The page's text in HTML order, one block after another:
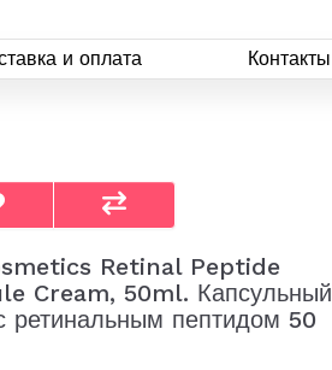
и оплата Контакты
Retinal Peptide
Cream, 50ml. Капсульный
ретинальным пептидом 50